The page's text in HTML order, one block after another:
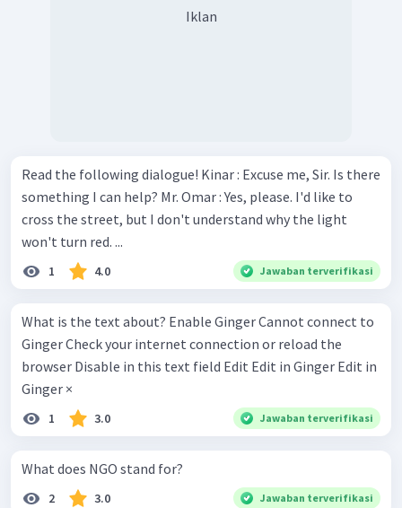
Iklan
Read the following dialogue! Kinar : Excuse me, Sir. Is there
something I can help? Mr. Omar : Yes, please. I'd like to
cross the street, but I don't understand why the light
won't turn red. ...
1 4.0 Jawaban terverifikasi
What is the text about? Enable Ginger Cannot connect to
Ginger Check your internet connection or reload the
browser Disable in this text field Edit Edit in Ginger Edit in
Ginger ×
1 3.0 Jawaban terverifikasi
What does NGO stand for?
2 3.0 Jawaban terverifikasi